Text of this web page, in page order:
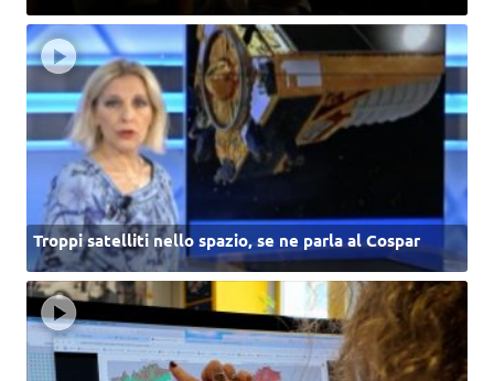
Troppi satelliti nello spazio, se ne parla al Cospar